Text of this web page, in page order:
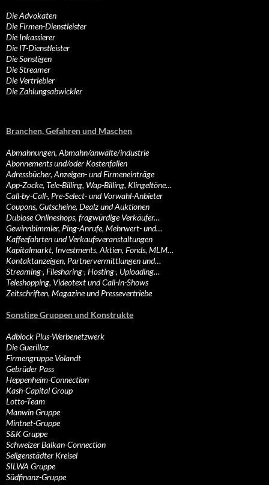
Die Advokaten
Die Firmen-Dienstleister
Die Inkassierer
Die IT-Dienstleister
Die Sonstigen
Die Streamer
Die Vertriebler
Die Zahlungsabwickler
Branchen, Gefahren und Maschen
Abmahnungen, Abmahn/anwälte/industrie
Abonnements und/oder Kostenfallen
Adressbücher, Anzeigen- und Firmeneinträge
App-Zocke, Tele-Billing, Wap-Billing, Klingeltöne…
Call-by-Call-, Pre-Select- und Vorwahl-Anbieter
Coupons, Gutscheine, Dealz und Auktionen
Dubiose Onlineshops, fragwürdige Verkäufer…
Gewinnbimmler, Ping-Anrufe, Mehrwert- und…
Kaffeefahrten und Verkaufsveranstaltungen
Kapitalmarkt, Investments, Aktien, Fonds, MLM…
Kontaktanzeigen, Partnervermittlungen und…
Streaming-, Filesharing-, Hosting-, Uploading…
Teleshopping, Videotext und Call-In-Shows
Zeitschriften, Magazine und Pressevertriebe
Sonstige Gruppen und Konstrukte
Adblock Plus-Werbenetzwerk
Die Guerillaz
Firmengruppe Volandt
Gebrüder Pass
Heppenheim-Connection
Kash-Capital Group
Lotto-Team
Manwin Gruppe
Mintnet-Gruppe
S&K Gruppe
Schweizer Balkan-Connection
Seligenstädter Kreisel
SILWA Gruppe
Südfinanz-Gruppe